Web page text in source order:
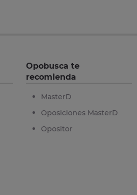
Opobusca te
recomienda
MasterD
Oposiciones MasterD
Opositor